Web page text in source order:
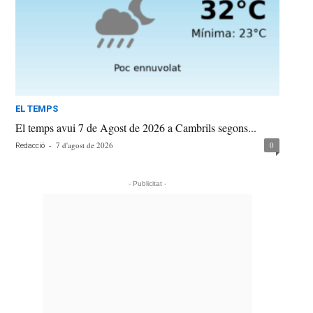
EL TEMPS
El temps avui 7 de Agost de 2026 a Cambrils segons...
Redacció - 7 d'agost de 2026 0
- Publicitat -